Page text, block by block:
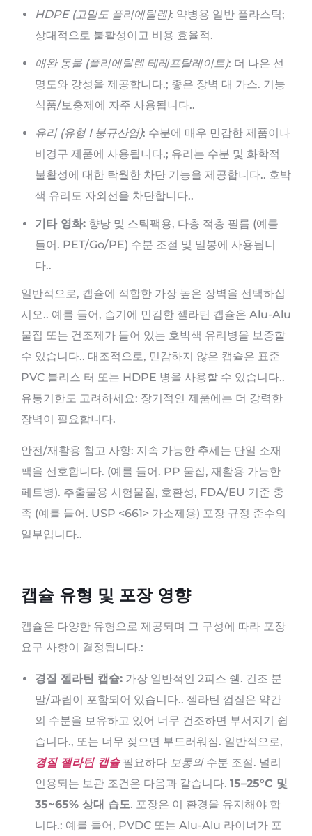
HDPE (고밀도 폴리에틸렌): 약병용 일반 플라스틱;
상대적으로 불활성이고 비용 효율적.
애완 동물 (폴리에틸렌 테레프탈레이트): 더 나은 선
명도와 강성을 제공합니다.; 좋은 장벽 대 가스. 기능
식품/보충제에 자주 사용됩니다..
유리 (유형 I 붕규산염): 수분에 매우 민감한 제품이나
비경구 제품에 사용됩니다.; 유리는 수분 및 화학적
불활성에 대한 탁월한 차단 기능을 제공합니다.. 호박
색 유리도 자외선을 차단합니다..
기타 영화: 향낭 및 스틱팩용, 다층 적층 필름 (예를
들어. PET/Go/PE) 수분 조절 및 밀봉에 사용됩니
다..
일반적으로, 캡슐에 적합한 가장 높은 장벽을 선택하십
시오.. 예를 들어, 습기에 민감한 젤라틴 캡슐은 Alu-Alu
물집 또는 ​​건조제가 들어 있는 호박색 유리병을 보증할
수 있습니다.. 대조적으로, 민감하지 않은 캡슐은 표준
PVC 블리스 터 또는 HDPE 병을 사용할 수 있습니다..
유통기한도 고려하세요: 장기적인 제품에는 더 강력한
장벽이 필요합니다.
안전/재활용 참고 사항: 지속 가능한 추세는 단일 소재
팩을 선호합니다. (예를 들어. PP 물집, 재활용 가능한
페트병). 추출물용 시험물질, 호환성, FDA/EU 기준 충
족 (예를 들어. USP <661> 가소제용) 포장 규정 준수의
일부입니다..
캡슐 유형 및 포장 영향
캡슐은 다양한 유형으로 제공되며 그 구성에 따라 포장
요구 사항이 결정됩니다.:
경질 젤라틴 캡슐: 가장 일반적인 2피스 쉘. 건조 분
말/과립이 포함되어 있습니다.. 젤라틴 껍질은 약간
의 수분을 보유하고 있어 너무 건조하면 부서지기 쉽
습니다., 또는 너무 젖으면 부드러워짐. 일반적으로,
경질 젤라틴 캡슐필요하다 보통의수분 조절. 널리
인용되는 보관 조건은 다음과 같습니다. 15–25°C 및
35~65% 상대 습도. 포장은 이 환경을 유지해야 합
니다.: 예를 들어, PVDC 또는 Alu-Alu 라이너가 포